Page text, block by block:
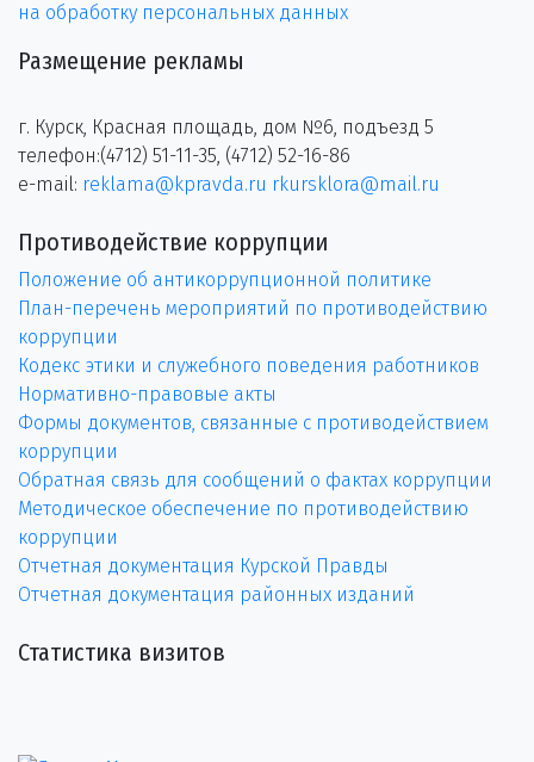
на обработку персональных данных
Размещение рекламы
г. Курск, Красная площадь, дом №6, подъезд 5
телефон:(4712) 51-11-35, (4712) 52-16-86
e-mail: reklama@kpravda.ru rkursklora@mail.ru
Противодействие коррупции
Положение об антикоррупционной политике
План-перечень мероприятий по противодействию
коррупции
Кодекс этики и служебного поведения работников
Нормативно-правовые акты
Формы документов, связанные с противодействием
коррупции
Обратная связь для сообщений о фактах коррупции
Методическое обеспечение по противодействию
коррупции
Отчетная документация Курской Правды
Отчетная документация районных изданий
Статистика визитов